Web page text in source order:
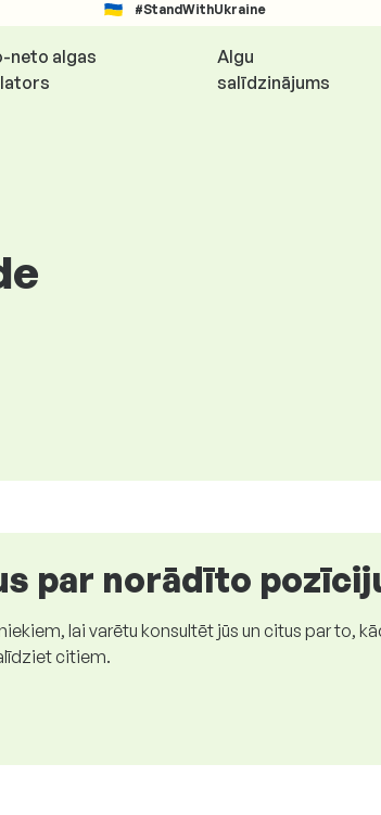
#StandWithUkraine
neto algas
Algu
salīdzinājums
par norādīto
lai varētu konsultēt jūs un citus par to,
citiem.